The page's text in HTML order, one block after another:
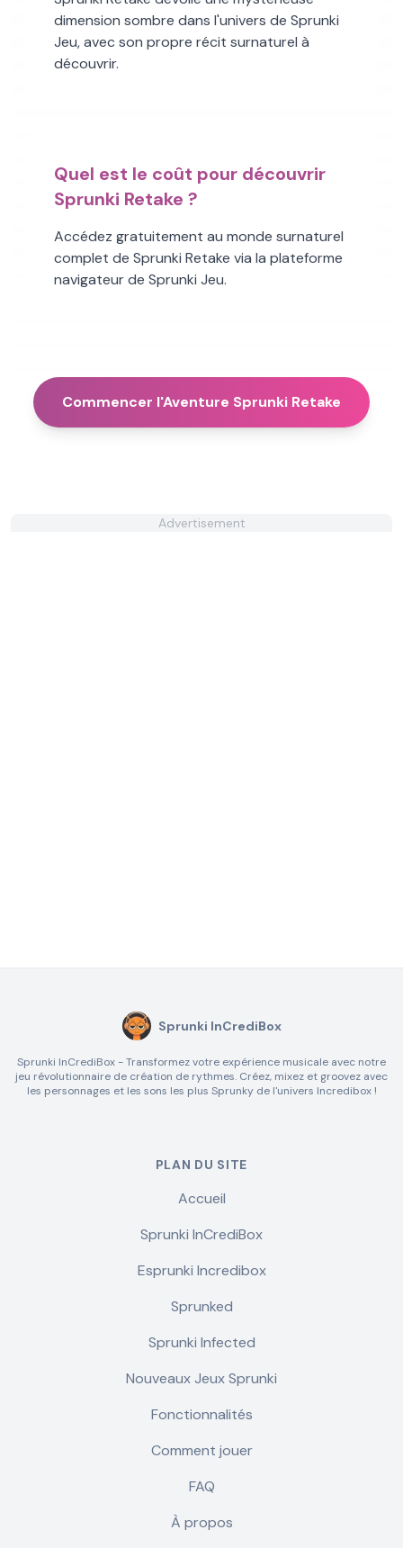
dimension sombre dans l'univers de Sprunki
Jeu, avec son propre récit surnaturel à
découvrir.
Quel est le coût pour découvrir
Sprunki Retake ?
Accédez gratuitement au monde surnaturel
complet de Sprunki Retake via la plateforme
navigateur de Sprunki Jeu.
Commencer l'Aventure Sprunki Retake
Advertisement
Sprunki InCrediBox
Sprunki InCrediBox - Transformez votre expérience musicale avec notre
jeu révolutionnaire de création de rythmes. Créez, mixez et groovez avec
les personnages et les sons les plus Sprunky de l'univers Incredibox !
PLAN DU SITE
Accueil
Sprunki InCrediBox
Esprunki Incredibox
Sprunked
Sprunki Infected
Nouveaux Jeux Sprunki
Fonctionnalités
Comment jouer
FAQ
À propos